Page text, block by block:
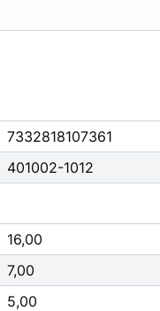
7332818107361
401002-1012
16,00
7,00
5,00